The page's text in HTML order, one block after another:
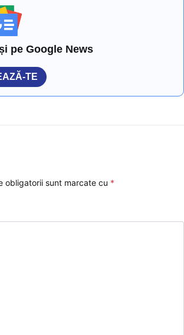
pe Google News
TE
obligatorii sunt marcate cu *